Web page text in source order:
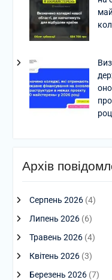
Архів
Серпень 2026(4)
Липень 2026(6)
Травень 2026(4)
Квітень 2026(3)
Березень 2026(7)